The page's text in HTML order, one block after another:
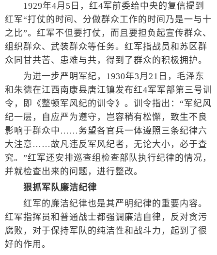
1929年4月5日，红4军前委给中央的复信提到
红军“打仗的时间、分做群众工作的时间乃是一与十
之比”。红军不但要打仗，而且要担负起宣传群众、
组织群众、武装群众等任务。红军指战员和苏区群
众同甘共苦、患难与共，得到了群众的积极拥护。
为进一步严明军纪，1930年3月21日，毛泽东
和朱德在江西南康县唐江镇发布红4军军部第三号训
令，即《整顿军风纪的训令》。训令指出：“军纪风
纪一层，自应严为遵守，岂容稍有松懈，致生不良
影响于群众中……务望各官兵一体遵照三条纪律六
大注意……故凡违反军风纪者，无论大小，必于查
究。”红军还安排巡查组检查部队执行纪律的情况，
并就检查出来的问题，进行整改。
狠抓军队廉洁纪律
红军的廉洁纪律也是其严明纪律的重要内容。
红军指挥员和普通战士都强调廉洁自律，反对贪污
腐败，对于保持军队的纯洁性和战斗力，起到了很
好的作用。